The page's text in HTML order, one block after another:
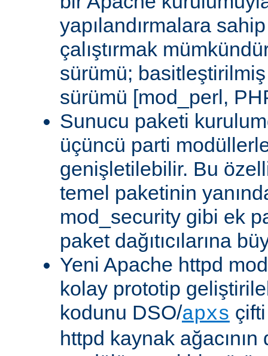
yapılandırmalara
çalıştırmak
sürümü;
sürümü [mod_perl,
Sunucu paketi
üçüncü parti
genişletilebilir. Bu
temel paketinin
mod_security gibi ek
paket dağıtıcılarına
Yeni Apache httpd
kolay prototip
kodunu DSO/apxs
httpd kaynak ağacının